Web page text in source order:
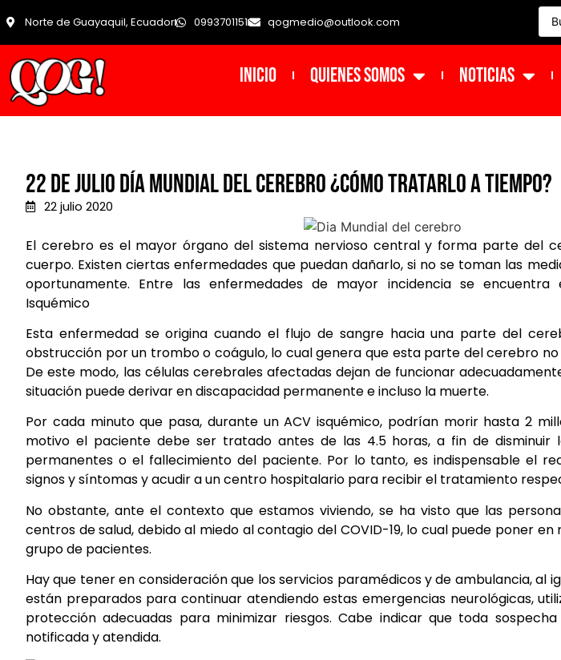
Norte de Guayaquil, Ecuador 0993701151 qogmedio@outlook.com
INICIO Quienes Somos NOTICIAS
22 de julio día mundial del cerebro ¿Cómo tratarlo a tiempo?
22 julio 2020
El cerebro es el mayor órgano del sistema nervioso central y forma parte del
cuerpo. Existen ciertas enfermedades que puedan dañarlo, si no se toman las
oportunamente. Entre las enfermedades de mayor incidencia se encuentra
Isquémico
Esta enfermedad se origina cuando el flujo de sangre hacia una parte del
obstrucción por un trombo o coágulo, lo cual genera que esta parte del cerebro
De este modo, las células cerebrales afectadas dejan de funcionar
situación puede derivar en discapacidad permanente e incluso la muerte.
Por cada minuto que pasa, durante un ACV isquémico, podrían morir hasta 2
motivo el paciente debe ser tratado antes de las 4.5 horas, a fin de disminuir
permanentes o el fallecimiento del paciente. Por lo tanto, es indispensable el
signos y síntomas y acudir a un centro hospitalario para recibir el tratamiento
No obstante, ante el contexto que estamos viviendo, se ha visto que las
centros de salud, debido al miedo al contagio del COVID-19, lo cual puede poner en
grupo de pacientes.
Hay que tener en consideración que los servicios paramédicos y de ambulancia, al
están preparados para continuar atendiendo estas emergencias neurológicas,
protección adecuadas para minimizar riesgos. Cabe indicar que toda
notificada y atendida.